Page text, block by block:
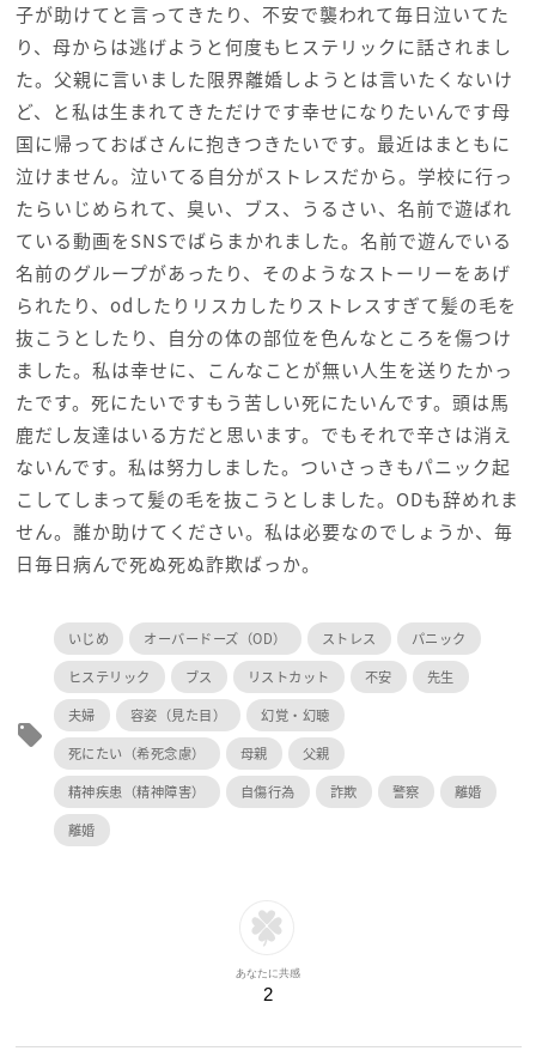
子が助けてと言ってきたり、不安で襲われて毎日泣いてた
り、母からは逃げようと何度もヒステリックに話されまし
た。父親に言いました限界離婚しようとは言いたくないけ
ど、と私は生まれてきただけです幸せになりたいんです母
国に帰っておばさんに抱きつきたいです。最近はまともに
泣けません。泣いてる自分がストレスだから。学校に行っ
たらいじめられて、臭い、ブス、うるさい、名前で遊ばれ
ている動画をSNSでばらまかれました。名前で遊んでいる
名前のグループがあったり、そのようなストーリーをあげ
られたり、odしたりリスカしたりストレスすぎて髪の毛を
抜こうとしたり、自分の体の部位を色んなところを傷つけ
ました。私は幸せに、こんなことが無い人生を送りたかっ
たです。死にたいですもう苦しい死にたいんです。頭は馬
鹿だし友達はいる方だと思います。でもそれで辛さは消え
ないんです。私は努力しました。ついさっきもパニック起
こしてしまって髪の毛を抜こうとしました。ODも辞めれま
せん。誰か助けてください。私は必要なのでしょうか、毎
日毎日病んで死ぬ死ぬ詐欺ばっか。
local_offer
いじめ オーバードーズ（OD） ストレス
パニック
ヒステリック
ブス リストカット 不安
先生
夫婦
容姿（見た目）
幻覚・幻聴
死にたい（希死念慮）
母親
父親
精神疾患（精神障害）
自傷行為 詐欺 警察
離婚
離婚
あなたに共感
2